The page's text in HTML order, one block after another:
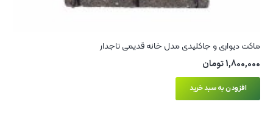
ماکت دیواری و جاکلیدی مدل خانه قدیمی تاجدار
1,800,000تومان
افزودن به سبد خرید